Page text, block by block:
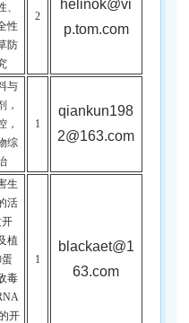
、
性
防
2
helinok@vi
p.tom.com
与
，
，
综
1
qiankun198
2@163.com
生
活
开
植
毒
开
1
blackaet@1
63.com